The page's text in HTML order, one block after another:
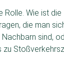
Wie ist
die man
sind,
zu